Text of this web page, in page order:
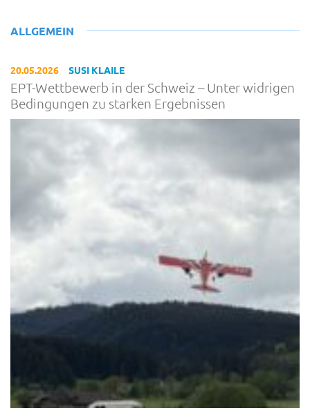
ALLGEMEIN
20.05.2026 SUSI KLAILE
EPT-Wettbewerb in der Schweiz – Unter widrigen
Bedingungen zu starken Ergebnissen